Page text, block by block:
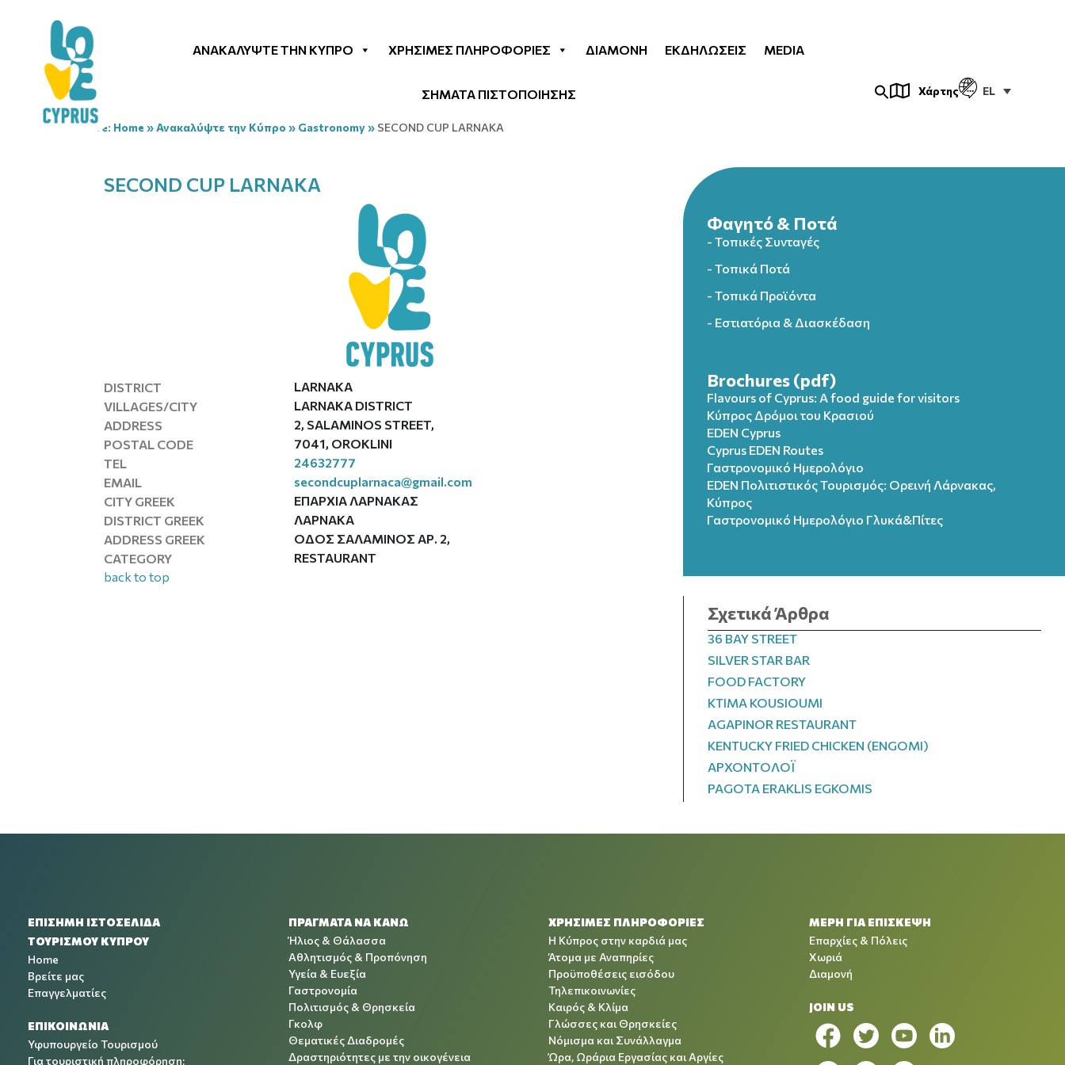
ΑΝΑΚΑΛΎΨΤΕ ΤΗΝ ΚΎΠΡΟ ΧΡΉΣΙΜΕΣ ΠΛΗΡΟΦΟΡΊΕΣ ΔΙΑΜΟΝΉ ΕΚΔΗΛΏΣΕΙΣ MEDIA
ΣΗΜΑΤΑ ΠΙΣΤΟΠΟΙΗΣΗΣ Χάρτης EL
You are here: Home »Ανακαλύψτε την Κύπρο » Gastronomy» SECOND CUP LARNAKA
SECOND CUP LARNAKA
DISTRICT
LARNAKA
VILLAGES/CITY
LARNAKA DISTRICT
ADDRESS
2, SALAMINOS STREET,
POSTAL CODE
7041, OROKLINI
TEL
24632777
EMAIL
secondcuplarnaca@gmail.com
CITY GREEK
ΕΠΑΡΧΙΑ ΛΑΡΝΑΚΑΣ
DISTRICT GREEK
ΛΑΡΝΑΚΑ
ADDRESS GREEK
ΟΔΟΣ ΣΑΛΑΜΙΝΟΣ ΑΡ. 2,
CATEGORY
RESTAURANT
back to top
Φαγητό & Ποτά
- Τοπικές Συνταγές
- Τοπικά Ποτά
- Τοπικά Προϊόντα
- Εστιατόρια & Διασκέδαση
Brochures (pdf)
Flavours of Cyprus: A food guide for visitors
Κύπρος Δρόμοι του Κρασιού
EDEN Cyprus
Cyprus EDEN Routes
Γαστρονομικό Ημερολόγιο
EDEN Πολιτιστικός Τουρισμός: Ορεινή Λάρνακας,
Κύπρος
Γαστρονομικό Ημερολόγιo Γλυκά&Πίτες
Σχετικά Άρθρα
36 BAY STREET
SILVER STAR BAR
FOOD FACTORY
KTIMA KOUSIOUMI
AGAPINOR RESTAURANT
KENTUCKY FRIED CHICKEN (ENGOMI)
ΑΡΧΟΝΤΟΛΟΪ
PAGOTA ERAKLIS EGKOMIS
ΕΠΙΣΗΜΗ ΙΣΤΟΣΕΛΙΔΑ
ΤΟΥΡΙΣΜΟΥ ΚΥΠΡΟΥ
Home
Βρείτε μας
Επαγγελματίες
ΕΠΙΚΟΙΝΩΝΙΑ
Υφυπουργείο Τουρισμού
Για τουριστική πληροφόρηση:
ΠΡΑΓΜΑΤΑ ΝΑ ΚΑΝΩ
Ήλιος & Θάλασσα
Αθλητισμός & Προπόνηση
Υγεία & Ευεξία
Γαστρονομία
Πολιτισμός & Θρησκεία
Γκολφ
Θεματικές Διαδρομές
Δραστηριότητες με την οικογένεια
ΧΡΉΣΙΜΕΣ ΠΛΗΡΟΦΟΡΊΕΣ
Η Κύπρος στην καρδιά μας
Άτομα με Αναπηρίες
Προϋποθέσεις εισόδου
Τηλεπικοινωνίες
Καιρός & Κλίμα
Γλώσσες και Θρησκείες
Νόμισμα και Συνάλλαγμα
Ώρα, Ωράρια Εργασίας και Αργίες
ΜΕΡΗ ΓΙΑ ΕΠΙΣΚΕΨΗ
Επαρχίες & Πόλεις
Χωριά
Διαμονή
JOIN US